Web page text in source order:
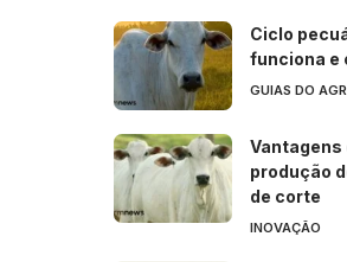
Ciclo
funciona e
GUIAS DO
Vantagens
produção
de corte
INOVAÇÃO